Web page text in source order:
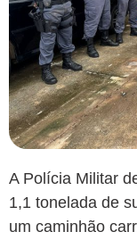
A Polícia Militar
1,1 tonelada de
um caminhão